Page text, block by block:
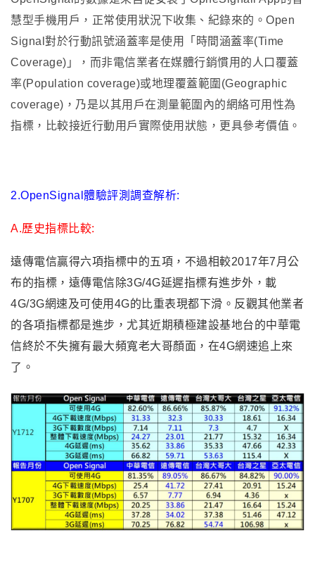
慧型手機用戶，正常使用狀況下收集、紀錄來的。 Open
Signal 對於行動訊號涵蓋率是使用「時間涵蓋率(Time
Coverage) 」，而非電信業者在媒體行銷慣用的人口覆蓋
率(Population coverage)或地理覆蓋範圍 (Geographic
coverage) ，乃是以其用戶在測量範圍內的網絡可用性為
指標，比較接近行動用戶實際使用狀態，更具參考價值。
2.OpenSignal體驗評測調查解析:
A.歷史指標比較:
遠傳電信贏得六項指標中的五項，不過相較2017年7月公
布的指標，遠傳電信除3G/4G延遲指標有進步外，載
4G/3G網速及可使用4G的比重表現都下滑。反觀其他業者
的各項指標都是進步，尤其近期積極建設基地台的中華電
信終於不失擁有最大頻寬老大哥顏面，在4G網速追上來
了。